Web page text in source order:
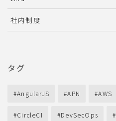
社内制度
タグ
AngularJS APN AWS
CircleCI DevSecOps